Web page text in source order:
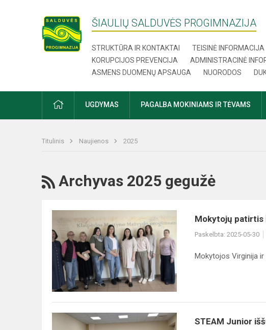
ŠIAULIŲ SALDUVĖS PROGIMNAZIJA
STRUKTŪRA IR KONTAKTAI TEISINĖ INFORMACIJA
KORUPCIJOS PREVENCIJA
ADMINISTRACINĖ
ASMENS DUOMENŲ APSAUGA
NUORODOS
UGDYMAS PAGALBA MOKINIAMS IR TĖVAMS
Titulinis Naujienos 2025
Archyvas 2025 gegužė
Mokytojų patirtis
Paskelbta: 2025-05-30
Mokytojos Virginija ir
STEAM Junior